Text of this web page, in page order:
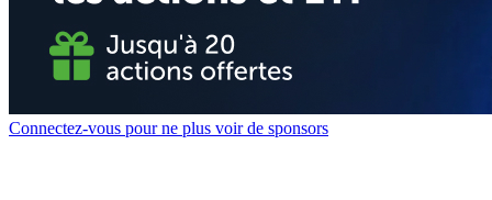
Connectez-vous pour ne plus voir de sponsors